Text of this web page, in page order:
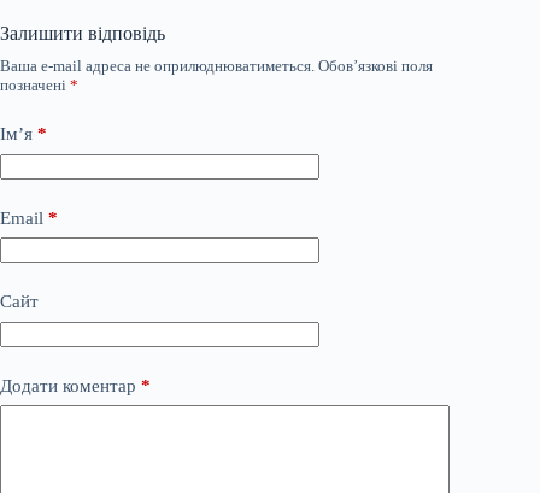
Залишити відповідь
Ваша e-mail адреса не оприлюднюватиметься. Обов’язкові поля
позначені *
Ім’я *
Email *
Сайт
Додати коментар *